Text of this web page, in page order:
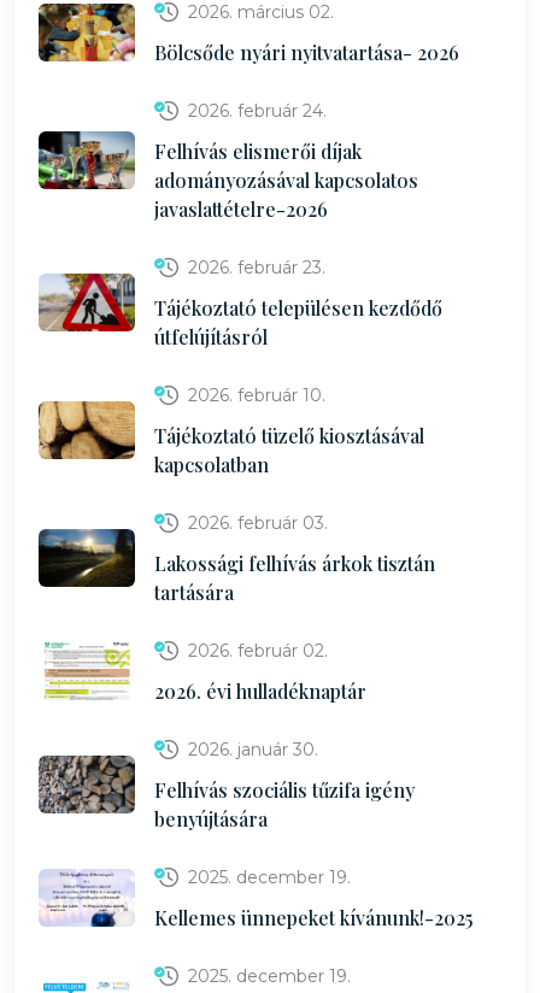
2026. március 02.
Bölcsőde nyári nyitvatartása- 2026
2026. február 24.
Felhívás elismerői díjak
adományozásával kapcsolatos
javaslattételre-2026
2026. február 23.
Tájékoztató településen kezdődő
útfelújításról
2026. február 10.
Tájékoztató tüzelő kiosztásával
kapcsolatban
2026. február 03.
Lakossági felhívás árkok tisztán
tartására
2026. február 02.
2026. évi hulladéknaptár
2026. január 30.
Felhívás szociális tűzifa igény
benyújtására
2025. december 19.
Kellemes ünnepeket kívánunk!-2025
2025. december 19.